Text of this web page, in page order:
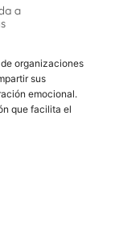
organizaciones
sus
emocional.
que facilita el